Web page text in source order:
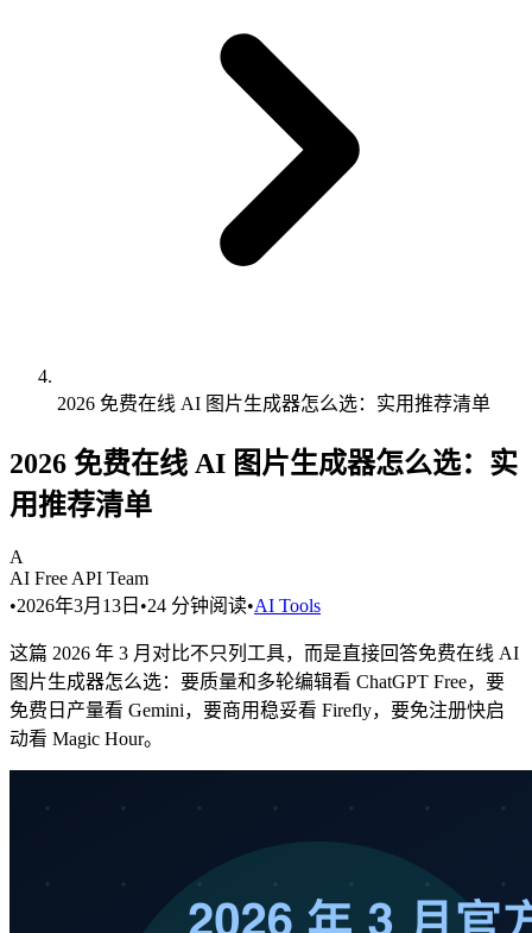
2026 免费在线 AI 图片生成器怎么选：实用推荐清单
2026 免费在线 AI 图片生成器怎么选：实
用推荐清单
A
AI Free API Team
•2026年3月13日 •24 分钟阅读•AI Tools
这篇 2026 年 3 月对比不只列工具，而是直接回答免费在线 AI
图片生成器怎么选：要质量和多轮编辑看 ChatGPT Free，要
免费日产量看 Gemini，要商用稳妥看 Firefly，要免注册快启
动看 Magic Hour。